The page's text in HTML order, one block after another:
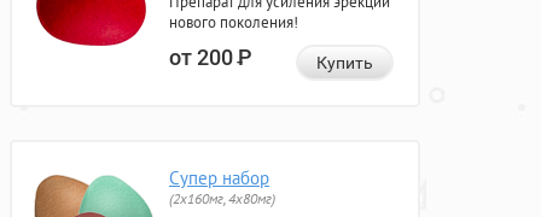
нового поколения!
от 200Р Купить
Супер набор
(2х160мг, 4х80мг)